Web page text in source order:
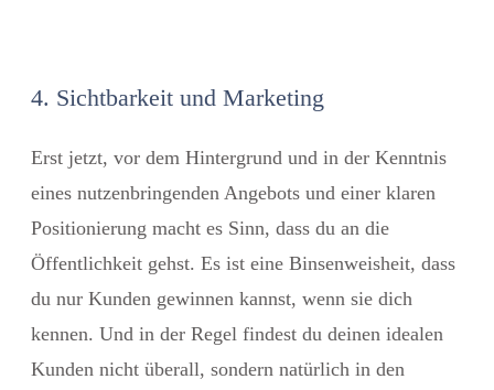
4. Sichtbarkeit und Marketing
Erst jetzt, vor dem Hintergrund und in der Kenntnis
eines nutzenbringenden Angebots und einer klaren
Positionierung macht es Sinn, dass du an die
Öffentlichkeit gehst. Es ist eine Binsenweisheit, dass
du nur Kunden gewinnen kannst, wenn sie dich
kennen. Und in der Regel findest du deinen idealen
Kunden nicht überall, sondern natürlich in den